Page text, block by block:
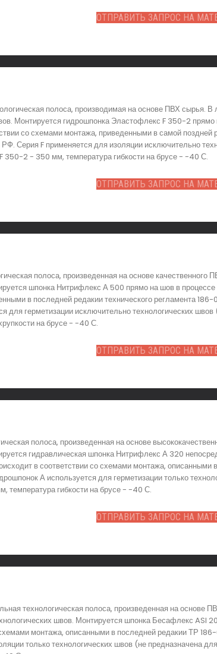
ОТПРАВИТЬ ЗАПРОС НА
полоса, производимая на основе ПВХ сырья.
Монтируется гидрошпонка Эластофлекс F 350-2
со схемами монтажа, приведенными в самой
РФ. Серия F применяется для изоляции исключительно
2 - 350 мм, температура гибкости на брусе - -40 С.
ОТПРАВИТЬ ЗАПРОС НА
полоса, произведенная на основе
шпонка Нитрифлекс А 500 прямо на шов в
в последней редакии технического регламента
для герметизации исключительно технологических
на брусе - -40 С.
ОТПРАВИТЬ ЗАПРОС НА
полоса, произведенная на основе
гидравлическая шпонка Нитрифлекс А 320
в соответствии со схемами монтажа,
А используется для герметизации только
гибкости на брусе - -40 С.
ОТПРАВИТЬ ЗАПРОС НА
технологическая полоса, произведенная на основе
швов. Монтируется шпонка Бесафлекс ASI
монтажа, описанными в последней редакии ТР
только технологических швов (не